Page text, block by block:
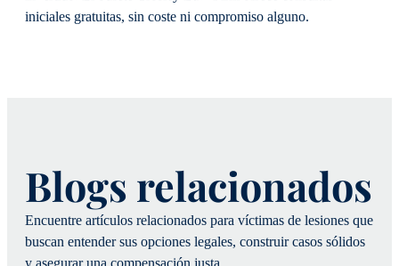
iniciales gratuitas, sin coste ni compromiso alguno.
Blogs relacionados
Encuentre artículos relacionados para víctimas de lesiones que
buscan entender sus opciones legales, construir casos sólidos